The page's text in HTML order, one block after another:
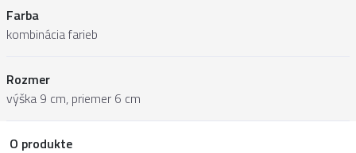
Farba
kombinácia farieb
Rozmer
výška 9 cm, priemer 6 cm
O produkte